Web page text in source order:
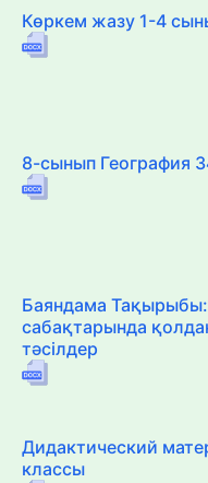
Көркем жазу 1-4
8-сынып География
Баяндама
сабақтарында
тәсілдер
Дидактический
классы